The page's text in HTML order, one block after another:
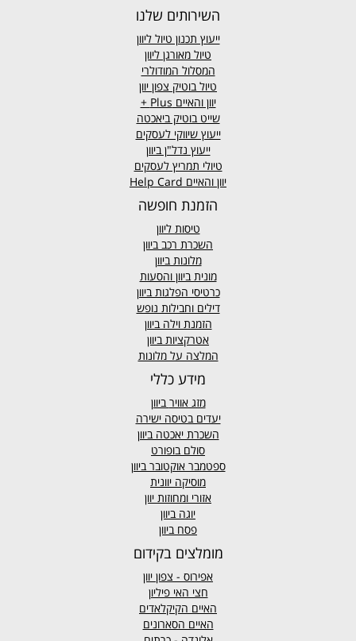
השירותים שלנו
ייעוץ תכנון טיול ליוון
טיול מאורגן ליוון
המסלול המודולרי
טיול בוטיק צפון יוון
יוון והאיים Plus +
שייט בוטיק ביאכטה
ייעוץ שיווקי לעסקים
ייעוץ נדל"ן ביוון
טיולי תמריץ לעסקים
יוון והאיים Help Card
הזמנת חופשה
טיסות ליוון
השכרת רכב ביוון
מלונות ביוון
מונית ביוון והסעות
כרטיסי הפלגות ביוון
דילים וחבילות נופש
הזמנת וילה ביוון
אטרקציות ביוון
המלצה על מלונות
מידע כללי
מזג אוויר ביוון
יעדים בטיסה ישירה
השכרת יאכטה ביוון
סולם בופורט
ספטמבר אוקטובר ביוון
מוסיקה יוונית
אזורי ומחוזות יוון
יוגה ביוון
פסח ביוון
מומלצים בקידום
אפירוס - צפון יוון
חצי האי פיליון
האיים הקיקלאדים
האיים הסארונים